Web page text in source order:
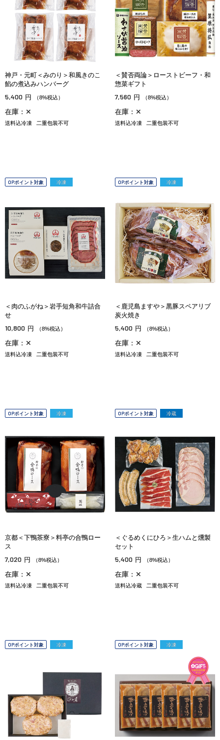
神戸・元町＜みのり＞和風きのこ
餡の煮込みハンバーグ
5,400 円 （8%税込）
在庫：✕
送料込冷凍 二重包装不可
＜賛否両論＞ローストビーフ・和
惣菜ギフト
7,560 円 （8%税込）
在庫：✕
送料込冷凍 二重包装不可
OPポイント対象 冷凍
＜肉のふがね＞岩手短角和牛詰合
せ
10,800 円 （8%税込）
在庫：✕
送料込冷凍 二重包装不可
OPポイント対象 冷凍
＜鹿児島ますや＞黒豚スペアリブ
炭火焼き
5,400 円 （8%税込）
在庫：✕
送料込冷凍 二重包装不可
OPポイント対象 冷凍
京都＜下鴨茶寮＞料亭の合鴨ロー
ス
7,020 円 （8%税込）
在庫：✕
送料込冷凍 二重包装不可
OPポイント対象 冷蔵
＜ぐるめくにひろ＞生ハムと燻製
セット
5,400 円 （8%税込）
在庫：✕
送料込冷蔵 二重包装不可
OPポイント対象 冷凍 OPポイント対象 冷凍